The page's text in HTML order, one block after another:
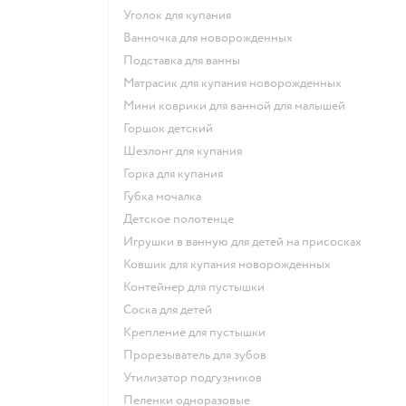
уголок для купания
ванночка для новорожденных
подставка для ванны
матрасик для купания новорожденных
мини коврики для ванной для малышей
горшок детский
шезлонг для купания
горка для купания
губка мочалка
детское полотенце
игрушки в ванную для детей на присосках
ковшик для купания новорожденных
контейнер для пустышки
соска для детей
крепление для пустышки
прорезыватель для зубов
утилизатор подгузников
пеленки одноразовые